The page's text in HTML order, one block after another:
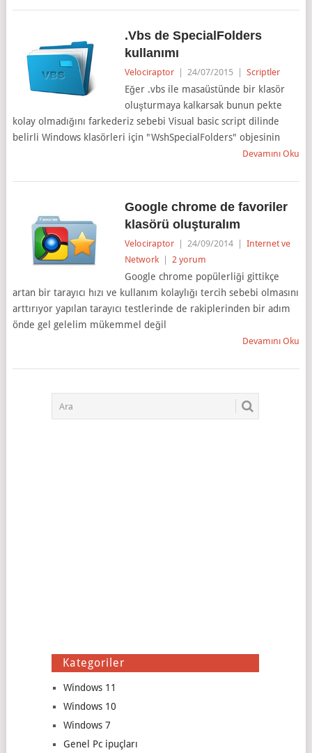
.Vbs de SpecialFolders
kullanımı
Velociraptor 24/07/2015 Scriptler
Eğer .vbs ile masaüstünde bir klasör
oluşturmaya kalkarsak bunun pekte
kolay olmadığını farkederiz sebebi Visual basic script dilinde
belirli Windows klasörleri için "WshSpecialFolders" objesinin
Devamını Oku
Google chrome de favoriler
klasörü oluşturalım
Velociraptor 24/09/2014
Internet ve
Network
2 yorum
Google chrome popülerliği gittikçe
artan bir tarayıcı hızı ve kullanım kolaylığı tercih sebebi olmasını
arttırıyor yapılan tarayıcı testlerinde de rakiplerinden bir adım
önde gel gelelim mükemmel değil
Devamını Oku
Kategoriler
Windows 11
Windows 10
Windows 7
Genel Pc ipuçları